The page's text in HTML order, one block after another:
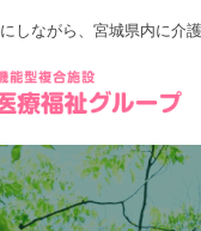
しながら、宮城県内に介
アカデミー